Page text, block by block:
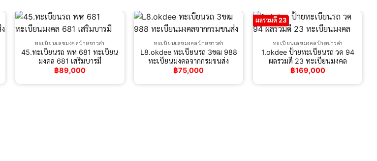
ทะเบียนเลขมงคลป้ายขาวดำ
45.ทะเบียนรถ พห 681 ทะเบียน
มงคล 681 เสริมบารมี
฿89,000
ทะเบียนเลขมงคลป้ายขาวดำ
L8.okdee ทะเบียนรถ 3ขฒ 988
ทะเบียนมงคลจากกรมขนส่ง
฿75,000
ผลรวมดี 23
ทะเบียนเลขมงคลป้ายขาวดำ
1.okdee ป้ายทะเบียนรถ วค 94
ผลรวมดี 23 ทะเบียนมงคล
฿169,000